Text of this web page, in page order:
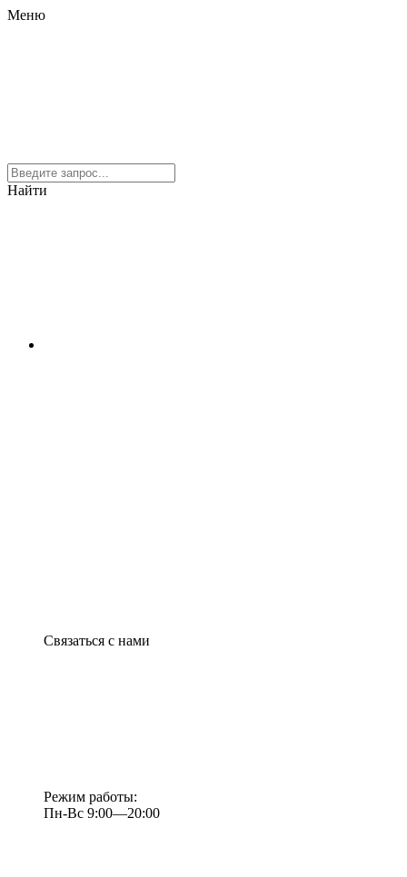
Меню
Найти
Связаться с нами
Режим работы:
Пн-Вс 9:00—20:00